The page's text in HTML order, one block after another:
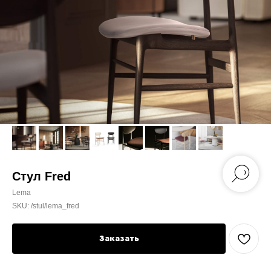
Стул Fred
Lema
SKU: /stul/lema_fred
Заказать